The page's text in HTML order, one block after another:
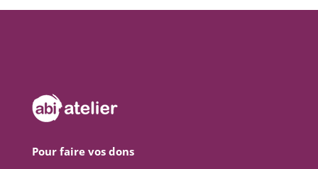
Pour faire vos dons